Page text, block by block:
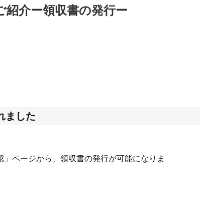
介ー領収書の発行ー
ました
ページから、領収書の発行が可能になりま